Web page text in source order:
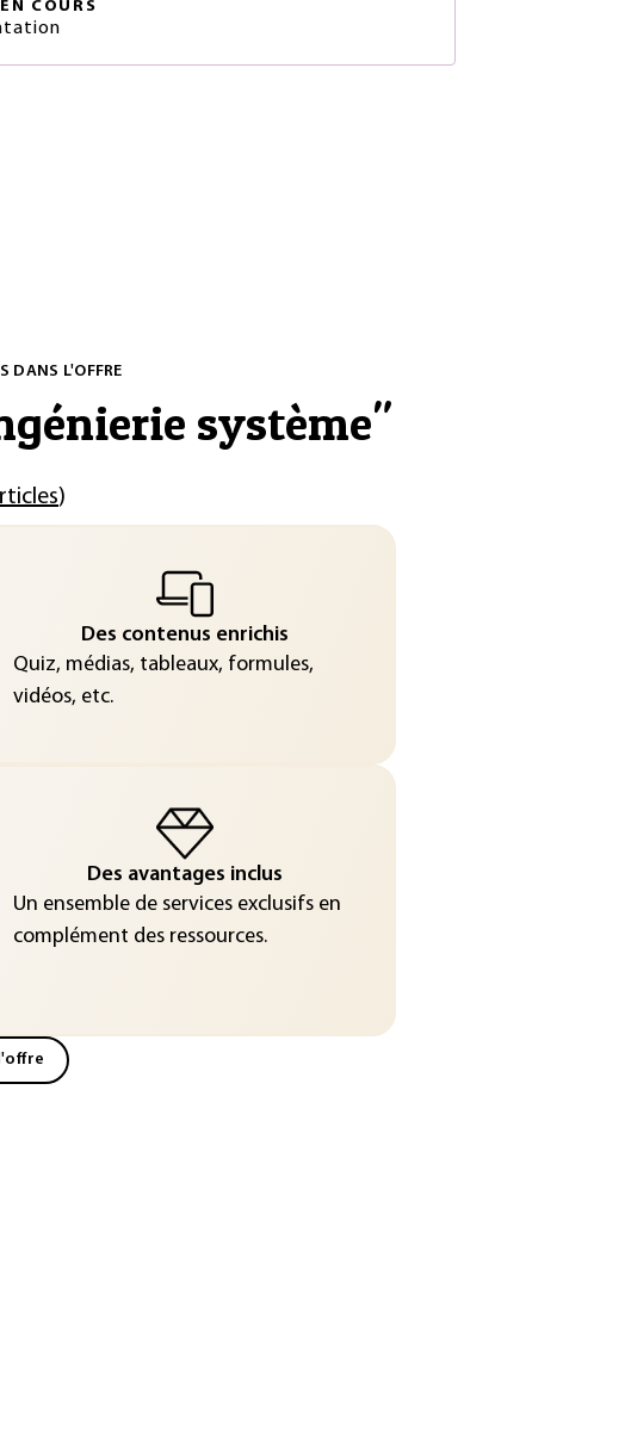
COURS
DANS L'OFFRE
système"
)
Des contenus enrichis
Quiz, médias, tableaux, formules,
vidéos, etc.
Des avantages inclus
Un ensemble de services exclusifs en
complément des ressources.